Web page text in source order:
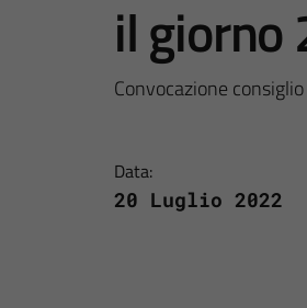
il giorno
Convocazione
Data:
20 Luglio 2022